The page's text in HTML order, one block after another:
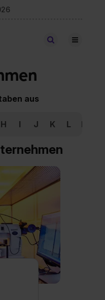
Stellen finden
aus
H I J K L M